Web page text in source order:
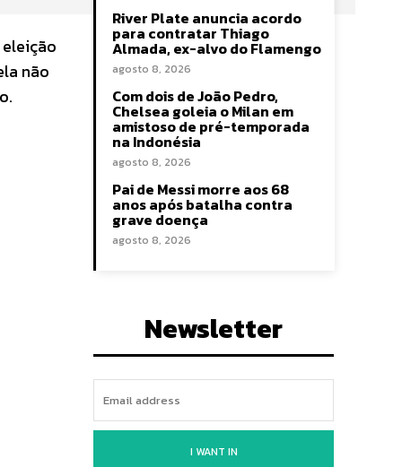
não
River Plate anuncia acordo
para contratar Thiago
Almada, ex-alvo do Flamengo
agosto 8, 2026
Com dois de João Pedro,
Chelsea goleia o Milan em
amistoso de pré-temporada
na Indonésia
agosto 8, 2026
Pai de Messi morre aos 68
anos após batalha contra
grave doença
agosto 8, 2026
Newsletter
I WANT IN